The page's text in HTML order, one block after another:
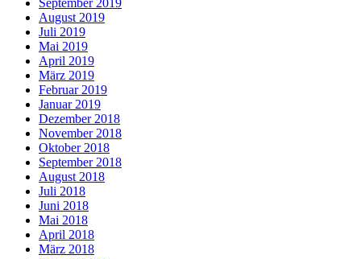
September 2019
August 2019
Juli 2019
Mai 2019
April 2019
März 2019
Februar 2019
Januar 2019
Dezember 2018
November 2018
Oktober 2018
September 2018
August 2018
Juli 2018
Juni 2018
Mai 2018
April 2018
März 2018